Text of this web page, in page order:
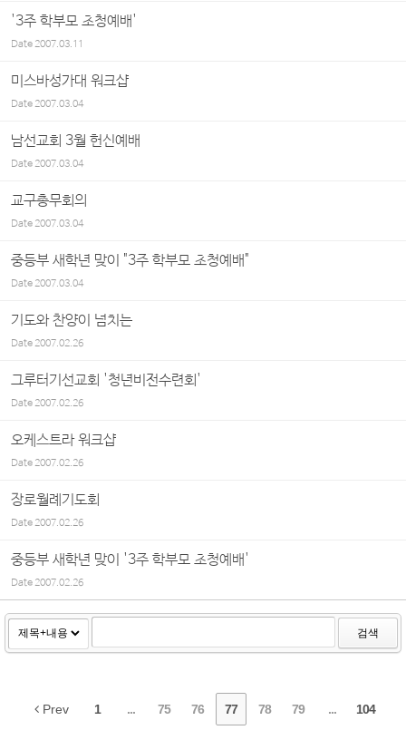
'3주 학부모 초청예배'
Date2007.03.11
미스바성가대 워크샵
Date2007.03.04
남선교회 3월 헌신예배
Date2007.03.04
교구총무회의
Date2007.03.04
중등부 새학년 맞이 "3주 학부모 초청예배"
Date2007.03.04
기도와 찬양이 넘치는
Date2007.02.26
그루터기선교회 '청년비전수련회'
Date2007.02.26
오케스트라 워크샵
Date2007.02.26
장로월례기도회
Date2007.02.26
중등부 새학년 맞이 '3주 학부모 초청예배'
Date2007.02.26
검색
Prev 1 ... 75 76 77 78 79 ... 104